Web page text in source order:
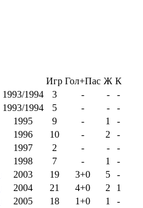
Игр Гол+Пас Ж К
1993/1994 3 - -
-
1993/1994 5 - -
-
1995 9 - 1
-
1996 10 - 2
-
1997 2 - -
-
1998 7 - 1
-
2003 19 3+0 5
-
2004 21 4+0 2
1
2005 18 1+0 1
-